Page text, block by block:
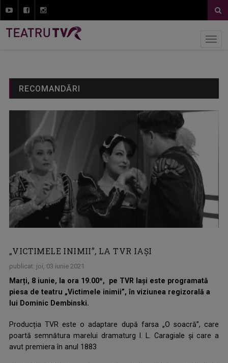
RECOMANDĂRI
„VICTIMELE INIMII”, LA TVR IAȘI
publicat: joi, 03 iunie 2021
Marți, 8 iunie, la ora 19.00*, pe TVR Iași este programată
piesa de teatru „Victimele inimii”, în viziunea regizorală a
lui Dominic Dembinski.
Producția TVR este o adaptare după farsa „O soacră”, care
poartă semnătura marelui dramaturg I. L. Caragiale și care a
avut premiera în anul 1883